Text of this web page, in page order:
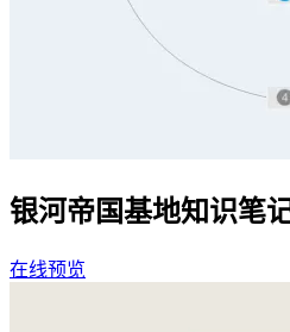
银河帝国基地知识笔
在线预览